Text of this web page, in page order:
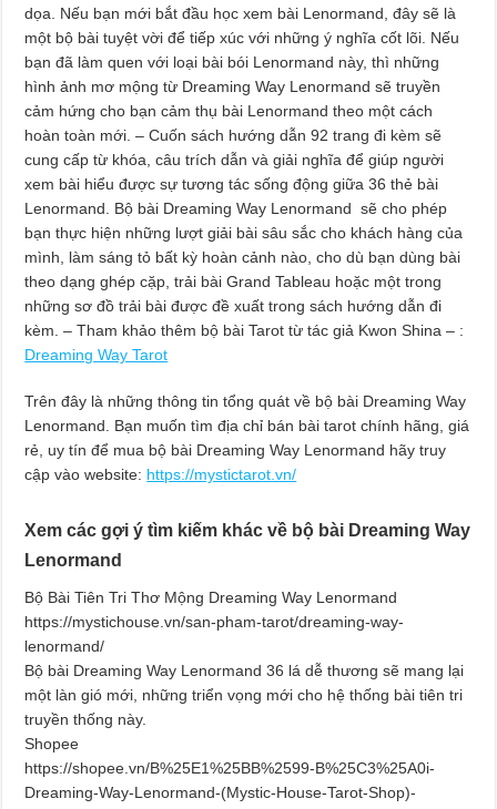
dọa. Nếu bạn mới bắt đầu học xem bài Lenormand, đây sẽ là
một bộ bài tuyệt vời để tiếp xúc với những ý nghĩa cốt lõi. Nếu
bạn đã làm quen với loại bài bói Lenormand này, thì những
hình ảnh mơ mộng từ Dreaming Way Lenormand sẽ truyền
cảm hứng cho bạn cảm thụ bài Lenormand theo một cách
hoàn toàn mới. – Cuốn sách hướng dẫn 92 trang đi kèm sẽ
cung cấp từ khóa, câu trích dẫn và giải nghĩa để giúp người
xem bài hiểu được sự tương tác sống động giữa 36 thẻ bài
Lenormand. Bộ bài Dreaming Way Lenormand sẽ cho phép
bạn thực hiện những lượt giải bài sâu sắc cho khách hàng của
mình, làm sáng tỏ bất kỳ hoàn cảnh nào, cho dù bạn dùng bài
theo dạng ghép cặp, trải bài Grand Tableau hoặc một trong
những sơ đồ trải bài được đề xuất trong sách hướng dẫn đi
kèm. – Tham khảo thêm bộ bài Tarot từ tác giả KwonShina – :
Dreaming Way Tarot
Trên đây là những thông tin tổng quát về bộ bài Dreaming Way
Lenormand. Bạn muốn tìm địa chỉ bán bài tarot chính hãng, giá
rẻ, uy tín để mua bộ bài Dreaming Way Lenormand hãy truy
cập vào website: https://mystictarot.vn/
Xem các gợi ý tìm kiếm khác về bộ bài Dreaming Way
Lenormand
Bộ Bài Tiên Tri Thơ Mộng Dreaming Way Lenormand
https://mystichouse.vn/san-pham-tarot/dreaming-way-
lenormand/
Bộ bài Dreaming Way Lenormand 36 lá dễ thương sẽ mang lại
một làn gió mới, những triển vọng mới cho hệ thống bài tiên tri
truyền thống này.
Shopee
https://shopee.vn/B%25E1%25BB%2599-B%25C3%25A0i-
Dreaming-Way-Lenormand-(Mystic-House-Tarot-Shop)-